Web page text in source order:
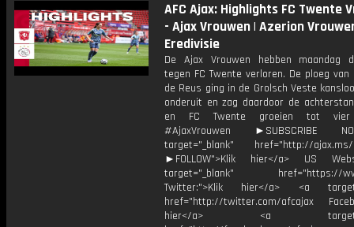
AFC Ajax: Highlights FC Twente
- Ajax Vrouwen | Azerion
Eredivisie
De Ajax Vrouwen hebben maandag
tegen FC Twente verloren. De ploeg van
de Reus ging in de Grolsch Veste
onderuit en zag daardoor de
en FC Twente groeien tot vier
#AjaxVrouwen ►SUBSCRIBE
target="_blank" href="http://ajax.ms/
►FOLLOW">Klik hier</a> US
target="_blank" href="https://
Twitter:">Klik hier</a> <a
href="http://twitter.com/afcajax
hier</a> <a